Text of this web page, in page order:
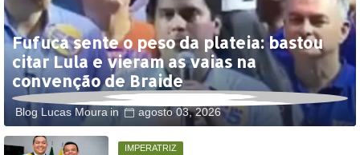
Fufuca sente o peso da plateia: bastou
citar Lula e vieram as vaias na
convenção de Braide
Blog Lucas Moura agosto 03, 2026
IMPERATRIZ